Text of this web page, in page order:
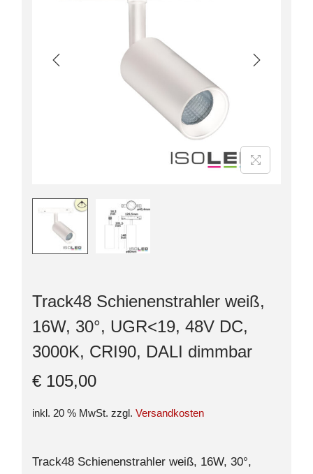
Track48 Schienenstrahler weiß,
16W, 30°, UGR<19, 48V DC,
3000K, CRI90, DALI dimmbar
€ 105,00
inkl. 20 % MwSt. zzgl. Versandkosten
Track48 Schienenstrahler weiß, 16W, 30°,